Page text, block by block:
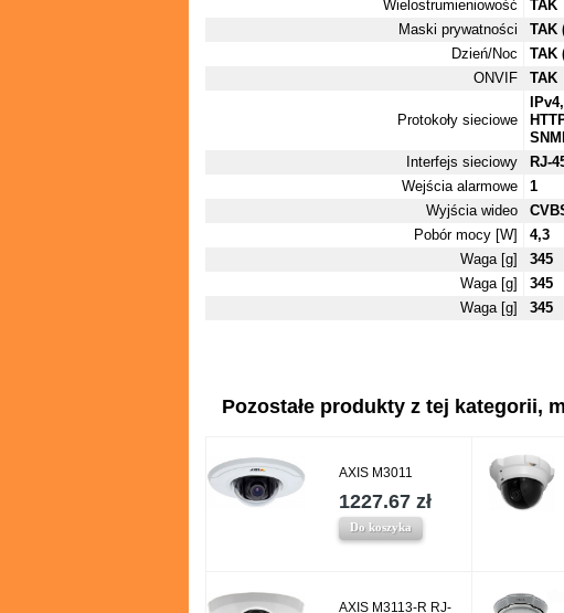
Wielostrumieniowość
TAK
Maski prywatności
TAK
Dzień/Noc
TAK
ONVIF
TAK
Protokoły sieciowe
Interfejs sieciowy
RJ-
Wejścia alarmowe
1
Wyjścia wideo
Pobór mocy [W]
4,3
Waga [g]
345
Waga [g]
345
Waga [g]
345
Pozostałe produkty z tej kategorii,
AXIS M3011
1227.67 zł
Do koszyka
AXIS M3113-R RJ-